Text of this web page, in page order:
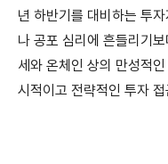
년 하반기를 대비하는 투
나 공포 심리에 흔들리기
세와 온체인 상의 만성적
시적이고 전략적인 투자